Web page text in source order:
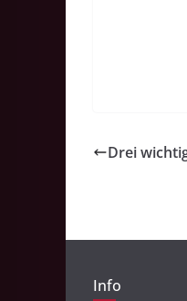
Drei
Info